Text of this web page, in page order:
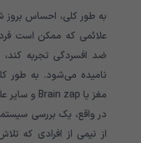
به طور کلی، احساس بروز
علائمی که ممکن است
نامیده می‌شود. به طور
مغز یا Brain zap و سایر علائم AWS شایع هستند.
در واقع، یک بررسی
از نیمی از افرادی که